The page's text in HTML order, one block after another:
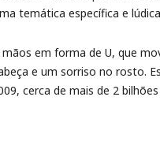
temática específica e
em forma de U, que
e um sorriso no rosto.
cerca de mais de 2